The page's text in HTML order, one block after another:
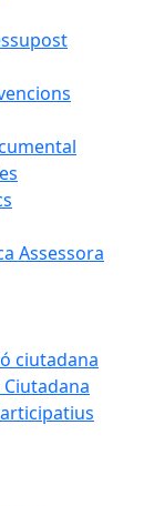
Assessora
ciutadana